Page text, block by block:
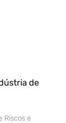
de
Riscos e